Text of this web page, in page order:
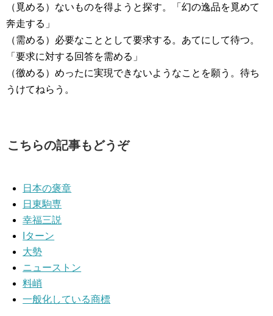
（覓める）ないものを得ようと探す。「幻の逸品を覓めて
奔走する」
（需める）必要なこととして要求する。あてにして待つ。
「要求に対する回答を需める」
（徼める）めったに実現できないようなことを願う。待ち
うけてねらう。
こちらの記事もどうぞ
日本の褒章
日東駒専
幸福三説
Iターン
大勢
ニューストン
料峭
一般化している商標